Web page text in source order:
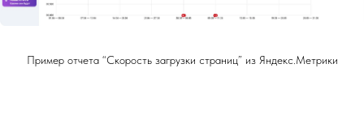
Пример отчета “Скорость загрузки страниц” из Яндекс.Метрики